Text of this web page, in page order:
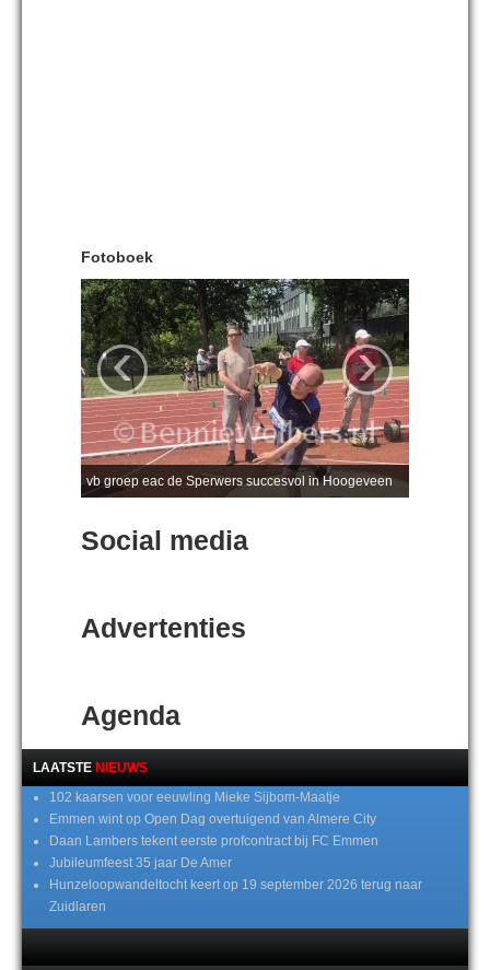
Fotoboek
vb groep eac de Sperwers succesvol in Hoogeveen
‹ ›
Social media
Advertenties
Agenda
LAATSTE NIEUWS
102 kaarsen voor eeuwling Mieke Sijbom-Maatje
Emmen wint op Open Dag overtuigend van Almere City
Daan Lambers tekent eerste profcontract bij FC Emmen
Jubileumfeest 35 jaar De Amer
Hunzeloopwandeltocht keert op 19 september 2026 terug naar
Zuidlaren